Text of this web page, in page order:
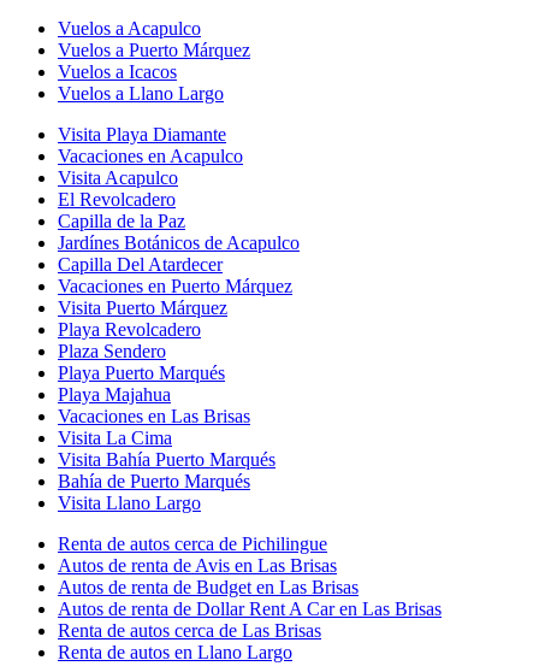
Vuelos a Acapulco
Vuelos a Puerto Márquez
Vuelos a Icacos
Vuelos a Llano Largo
Visita Playa Diamante
Vacaciones en Acapulco
Visita Acapulco
El Revolcadero
Capilla de la Paz
Jardínes Botánicos de Acapulco
Capilla Del Atardecer
Vacaciones en Puerto Márquez
Visita Puerto Márquez
Playa Revolcadero
Plaza Sendero
Playa Puerto Marqués
Playa Majahua
Vacaciones en Las Brisas
Visita La Cima
Visita Bahía Puerto Marqués
Bahía de Puerto Marqués
Visita Llano Largo
Renta de autos cerca de Pichilingue
Autos de renta de Avis en Las Brisas
Autos de renta de Budget en Las Brisas
Autos de renta de Dollar Rent A Car en Las Brisas
Renta de autos cerca de Las Brisas
Renta de autos en Llano Largo